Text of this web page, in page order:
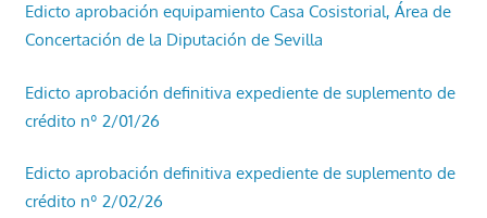
Edicto aprobación equipamiento Casa Cosistorial, Área de
Concertación de la Diputación de Sevilla
Edicto aprobación definitiva expediente de suplemento de
crédito nº 2/01/26
Edicto aprobación definitiva expediente de suplemento de
crédito nº 2/02/26